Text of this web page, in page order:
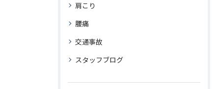
肩こり
腰痛
交通事故
スタッフブログ